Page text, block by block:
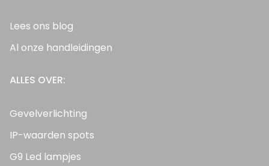
Lees ons blog
Al onze handleidingen
ALLES OVER:
Gevelverlichting
IP-waarden spots
G9 Led lampjes